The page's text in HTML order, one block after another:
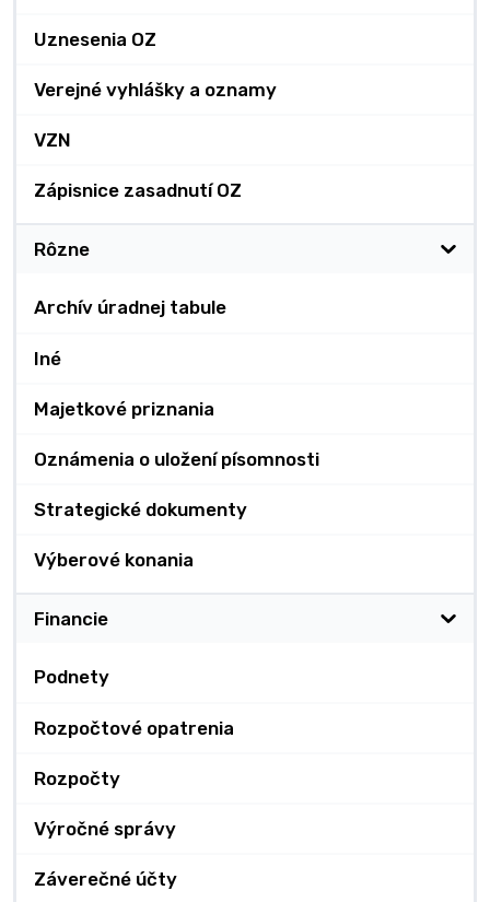
Uznesenia OZ
Verejné vyhlášky a oznamy
VZN
Zápisnice zasadnutí OZ
Rôzne
Archív úradnej tabule
Iné
Majetkové priznania
Oznámenia o uložení písomnosti
Strategické dokumenty
Výberové konania
Financie
Podnety
Rozpočtové opatrenia
Rozpočty
Výročné správy
Záverečné účty